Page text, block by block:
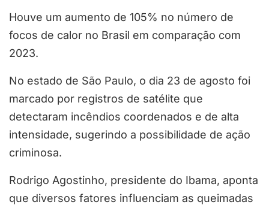
Houve um aumento de 105% no número de
focos de calor no Brasil em comparação com
2023.
No estado de São Paulo, o dia 23 de agosto foi
marcado por registros de satélite que
detectaram incêndios coordenados e de alta
intensidade, sugerindo a possibilidade de ação
criminosa.
Rodrigo Agostinho, presidente do Ibama, aponta
que diversos fatores influenciam as queimadas